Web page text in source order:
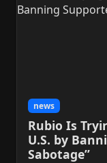
news
Rubio Is
U.S. by
Sabotage”